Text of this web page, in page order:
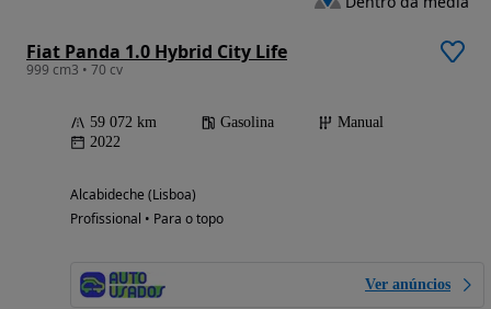
Fiat Panda 1.0 Hybrid City Life
999 cm3 • 70 cv
59 072 km Gasolina
Manual
2022
Alcabideche (Lisboa)
Profissional • Para o topo
Ver anúncios